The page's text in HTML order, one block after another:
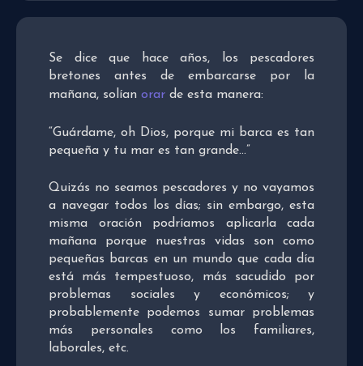
Se dice que hace años, los pescadores
bretones antes de embarcarse por la
mañana, solían orar de esta manera:
“Guárdame, oh Dios, porque mi barca es tan
pequeña y tu mar es tan grande…”
Quizás no seamos pescadores y no vayamos
a navegar todos los días; sin embargo, esta
misma oración podríamos aplicarla cada
mañana porque nuestras vidas son como
pequeñas barcas en un mundo que cada día
está más tempestuoso, más sacudido por
problemas sociales y económicos; y
probablemente podemos sumar problemas
más personales como los familiares,
laborales, etc.